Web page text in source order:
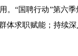
。“国聘行动”第六
体求职赋能；持续